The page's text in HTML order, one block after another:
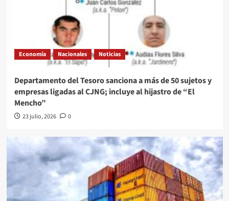
Economía Nacionales Noticias
Departamento del Tesoro sanciona a más de 50 sujetos y
empresas ligadas al CJNG; incluye al hijastro de “El
Mencho”
23 julio, 2026 0